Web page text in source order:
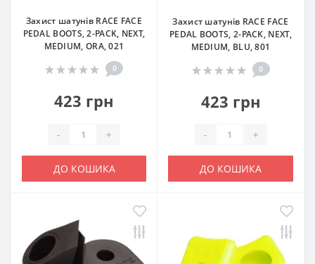
Захист шатунів RACE FACE
PEDAL BOOTS, 2-PACK, NEXT,
MEDIUM, ORA, 021
0
423 грн
- +
ДО КОШИКА
Захист шатунів RACE FACE
PEDAL BOOTS, 2-PACK, NEXT,
MEDIUM, BLU, 801
0
423 грн
- +
ДО КОШИКА